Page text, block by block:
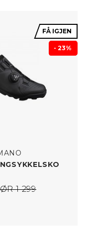
FÅ IGJEN
- 23%
1 299